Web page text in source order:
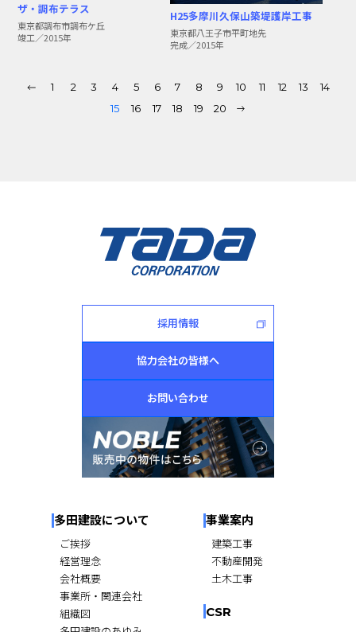
ザ・調布テラス
東京都調布市調布ケ丘
竣工／2015年
H25多摩川久保山築堤護岸工事
東京都八王子市平町地先
完成／2015年
1 2 3 4 5 6 7 8 9 10 11 12 13
14
15
16 17 18 19 20
採用情報
協力会社の皆様へ
お問い合わせ
多田建設について
ご挨拶
経営理念
会社概要
事業所・関連会社
組織図
事業案内
建築工事
不動産開発
土木工事
CSR